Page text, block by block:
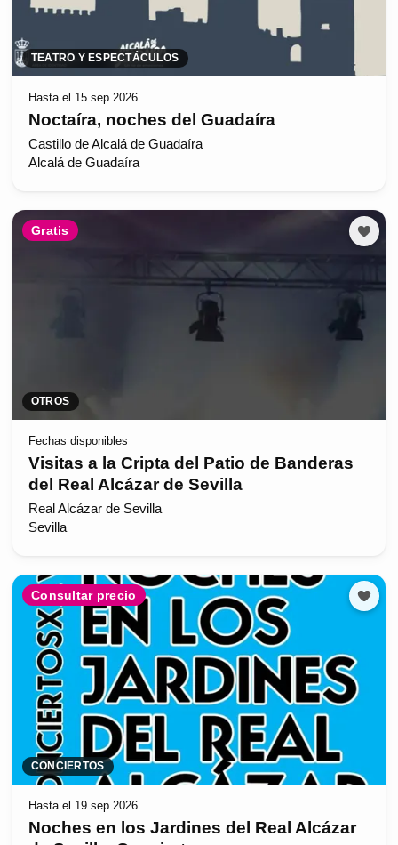
TEATRO Y ESPECTÁCULOS
Hasta el 15 sep 2026
Noctaíra, noches del Guadaíra
Castillo de Alcalá de Guadaíra
Alcalá de Guadaíra
Gratis
OTROS
Fechas disponibles
Visitas a la Cripta del Patio de Banderas
del Real Alcázar de Sevilla
Real Alcázar de Sevilla
Sevilla
Consultar precio
CONCIERTOS
Hasta el 19 sep 2026
Noches en los Jardines del Real Alcázar